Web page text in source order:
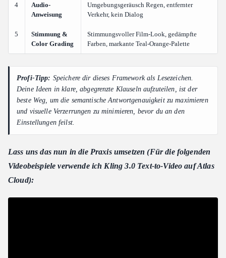
4
Audio-
Anweisung
Umgebungsgeräusch Regen, entfernter
Verkehr, kein Dialog
5
Stimmung &
Color Grading
Stimmungsvoller Film-Look, gedämpfte
Farben, markante Teal-Orange-Palette
Profi-Tipp: Speichere dir dieses Framework als Lesezeichen.
Deine Ideen in klare, abgegrenzte Klauseln aufzuteilen, ist der
beste Weg, um die semantische Antwortgenauigkeit zu maximieren
und visuelle Verzerrungen zu minimieren, bevor du an den
Einstellungen feilst.
Lass uns das nun in die Praxis umsetzen (Für die folgenden
Videobeispiele verwende ich Kling 3.0 Text-to-Video auf Atlas
Cloud):